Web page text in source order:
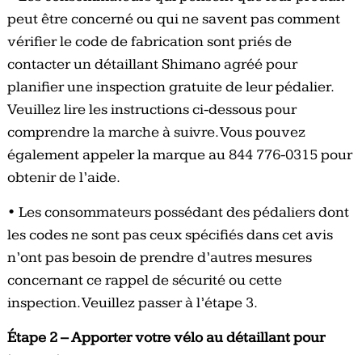
peut être concerné ou qui ne savent pas comment
vérifier le code de fabrication sont priés de
contacter un détaillant Shimano agréé pour
planifier une inspection gratuite de leur pédalier.
Veuillez lire les instructions ci-dessous pour
comprendre la marche à suivre. Vous pouvez
également appeler la marque au 844 776-0315 pour
obtenir de l’aide.
• Les consommateurs possédant des pédaliers dont
les codes ne sont pas ceux spécifiés dans cet avis
n’ont pas besoin de prendre d’autres mesures
concernant ce rappel de sécurité ou cette
inspection. Veuillez passer à l’étape 3.
Étape 2 – Apporter votre vélo au détaillant pour